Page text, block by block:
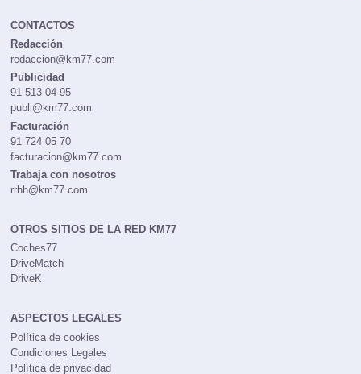
CONTACTOS
Redacción
redaccion@km77.com
Publicidad
91 513 04 95
publi@km77.com
Facturación
91 724 05 70
facturacion@km77.com
Trabaja con nosotros
rrhh@km77.com
OTROS SITIOS DE LA RED KM77
Coches77
DriveMatch
DriveK
ASPECTOS LEGALES
Política de cookies
Condiciones Legales
Política de privacidad